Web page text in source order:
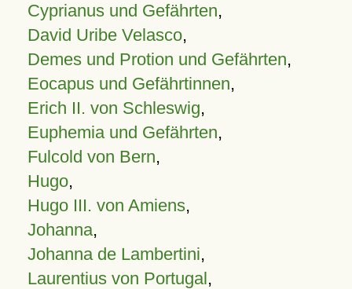
Cyprianus und Gefährten,
David Uribe Velasco,
Demes und Protion und Gefährten,
Eocapus und Gefährtinnen,
Erich II. von Schleswig,
Euphemia und Gefährten,
Fulcold von Bern,
Hugo,
Hugo III. von Amiens,
Johanna,
Johanna de Lambertini,
Laurentius von Portugal,